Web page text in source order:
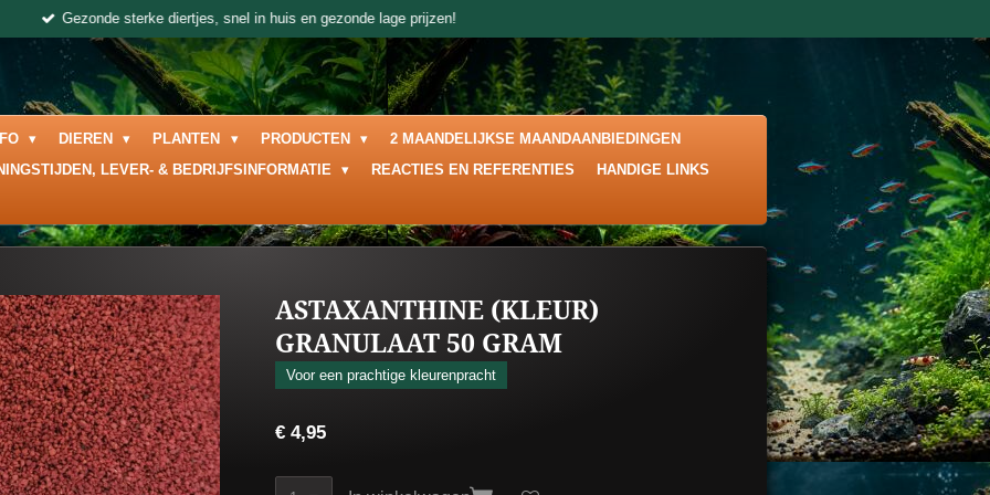
Gezonde sterke diertjes, snel in huis en gezonde lage prijzen!
DIEREN PLANTEN PRODUCTEN
2 MAANDELIJKSE MAANDAANBIEDINGEN
LEVER- & BEDRIJFSINFORMATIE REACTIES EN REFERENTIES HANDIGE LINKS
ASTAXANTHINE (KLEUR)
GRANULAAT 50 GRAM
Voor een prachtige kleurenpracht
€ 4,95